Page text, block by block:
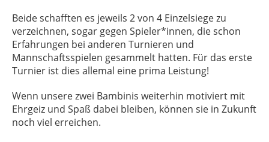
Beide schafften es jeweils 2 von 4 Einzelsiege zu
verzeichnen, sogar gegen Spieler*innen, die schon
Erfahrungen bei anderen Turnieren und
Mannschaftsspielen gesammelt hatten. Für das erste
Turnier ist dies allemal eine prima Leistung!
Wenn unsere zwei Bambinis weiterhin motiviert mit
Ehrgeiz und Spaß dabei bleiben, können sie in Zukunft
noch viel erreichen.